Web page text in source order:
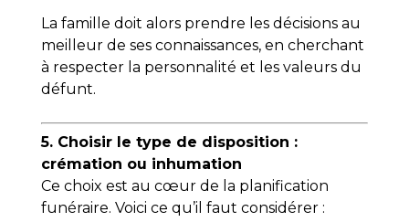
La famille doit alors prendre les décisions au
meilleur de ses connaissances, en cherchant
à respecter la personnalité et les valeurs du
défunt.
5. Choisir le type de disposition :
crémation ou inhumation
Ce choix est au cœur de la planification
funéraire. Voici ce qu’il faut considérer :